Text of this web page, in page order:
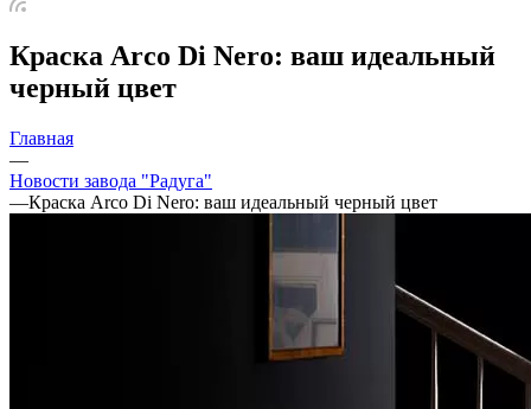
Краска Arco Di Nero: ваш идеальный
черный цвет
Главная
—
Новости завода "Радуга"
—Краска Arco Di Nero: ваш идеальный черный цвет